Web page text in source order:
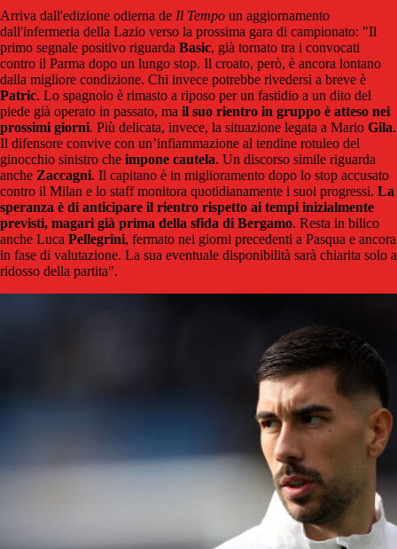
Arriva dall'edizione odierna de Il Tempo un aggiornamento
dall'infermeria della Lazio verso la prossima gara di campionato: "Il
primo segnale positivo riguarda Basic, già tornato tra i convocati
contro il Parma dopo un lungo stop. Il croato, però, è ancora lontano
dalla migliore condizione. Chi invece potrebbe rivedersi a breve è
Patric. Lo spagnolo è rimasto a riposo per un fastidio a un dito del
piede già operato in passato, ma il suo rientro in gruppo è atteso nei
prossimi giorni. Più delicata, invece, la situazione legata a Mario Gila.
Il difensore convive con un’infiammazione al tendine rotuleo del
ginocchio sinistro che impone cautela. Un discorso simile riguarda
anche Zaccagni. Il capitano è in miglioramento dopo lo stop accusato
contro il Milan e lo staff monitora quotidianamente i suoi progressi. La
speranza è di anticipare il rientro rispetto ai tempi inizialmente
previsti, magari già prima della sfida di Bergamo. Resta in bilico
anche Luca Pellegrini, fermato nei giorni precedenti a Pasqua e ancora
in fase di valutazione. La sua eventuale disponibilità sarà chiarita solo a
ridosso della partita".